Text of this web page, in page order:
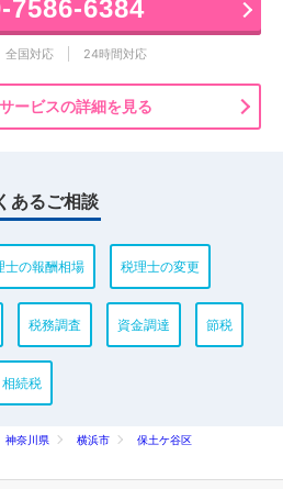
7586-6384
全国対応 24時間対応
ービスの詳細を見る
あるご相談
士の報酬相場 税理士の変更
税務調査 資金調達 節税
相続税
神奈川県 横浜市
保土ケ谷区